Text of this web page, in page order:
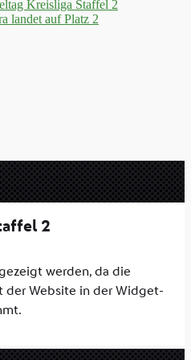
Kreisliga Staffel 2
landet auf Platz 2